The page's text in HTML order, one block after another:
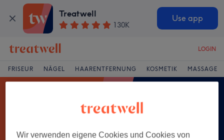
Treatwell
130K
Use app
LOGIN
FRISEUR NÄGEL HAARENTFERNUNG KOSMETIK MASSAGE
Wir verwenden eigene Cookies und Cookies von